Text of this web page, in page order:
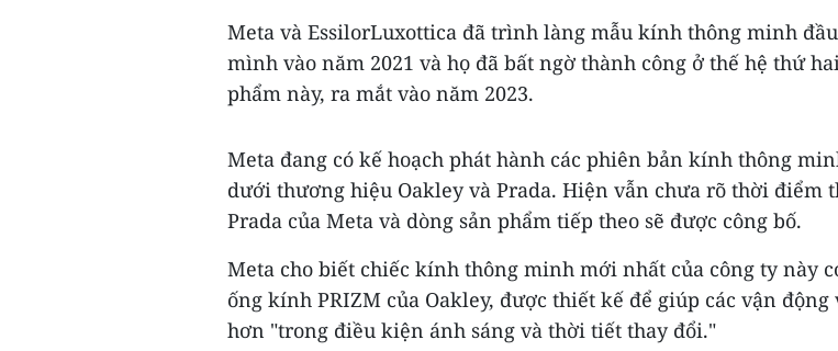
Meta và EssilorLuxottica đã trình làng mẫu kính thông minh
mình vào năm 2021 và họ đã bất ngờ thành công ở thế hệ thứ
phẩm này, ra mắt vào năm 2023.
Meta đang có kế hoạch phát hành các phiên bản kính thông
dưới thương hiệu Oakley và Prada. Hiện vẫn chưa rõ thời điểm
Prada của Meta và dòng sản phẩm tiếp theo sẽ được công bố.
Meta cho biết chiếc kính thông minh mới nhất của công ty này
ống kính PRIZM của Oakley, được thiết kế để giúp các vận
hơn "trong điều kiện ánh sáng và thời tiết thay đổi."